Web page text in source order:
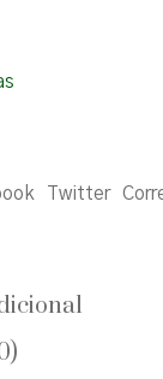
Twitter